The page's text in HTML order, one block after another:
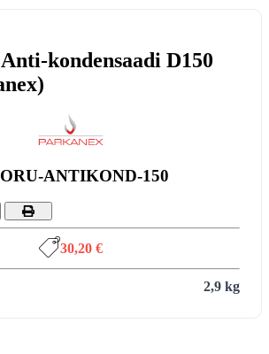
kondensaadi D150
ANTIKOND-150
30,20 €
2,9 kg